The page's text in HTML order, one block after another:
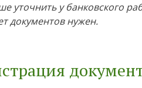
уточнить у банковского
документов нужен.